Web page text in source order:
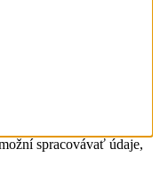
spracovávať údaje,